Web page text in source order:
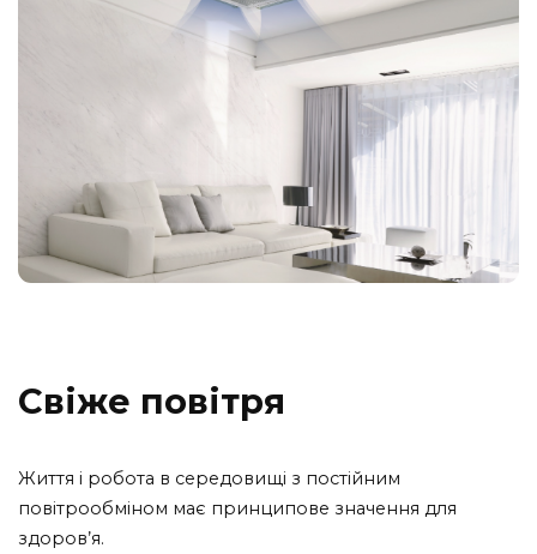
Свіже повітря
Життя і робота в середовищі з постійним
повітрообміном має принципове значення для
здоров’я.